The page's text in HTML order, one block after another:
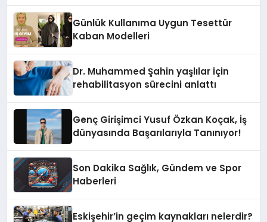
Günlük Kullanıma Uygun Tesettür
Kaban Modelleri
Dr. Muhammed Şahin yaşlılar için
rehabilitasyon sürecini anlattı
Genç Girişimci Yusuf Özkan Koçak, İş
dünyasında Başarılarıyla Tanınıyor!
Son Dakika Sağlık, Gündem ve Spor
Haberleri
Eskişehir’in geçim kaynakları nelerdir?